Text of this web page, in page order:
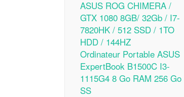
ASUS ROG CHIMERA /
GTX 1080 8GB/ 32Gb / I7-
7820HK / 512 SSD / 1TO
HDD / 144HZ
Ordinateur Portable ASUS
ExpertBook B1500C I3-
1115G4 8 Go RAM 256 Go
SS